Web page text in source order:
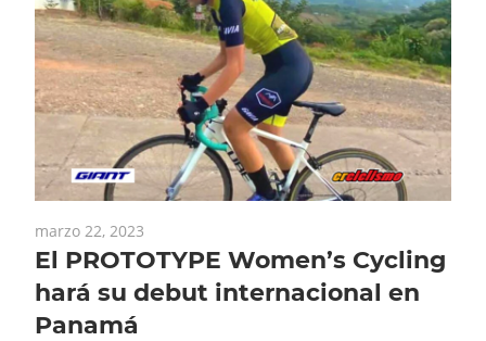
marzo 22, 2023
El PROTOTYPE Women’s Cycling
hará su debut internacional en
Panamá